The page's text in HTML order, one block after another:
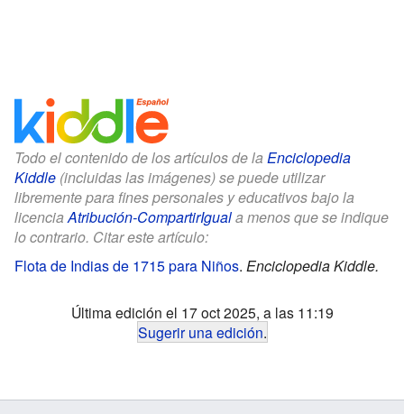
Todo el contenido de los artículos de la Enciclopedia
Kiddle (incluidas las imágenes) se puede utilizar
libremente para fines personales y educativos bajo la
licenciaAtribución-CompartirIguala menos que se indique
lo contrario. Citar este artículo:
Flota de Indias de 1715 para Niños. Enciclopedia Kiddle.
Última edición el 17 oct 2025, a las 11:19
Sugerir una edición.